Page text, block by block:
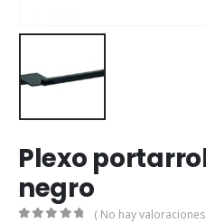
Plexo
negro
( No hay